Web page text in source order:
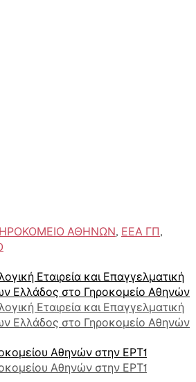
ΑΘΗΝΩΝ ΕΕΑ ΓΠ
Εταιρεία και Επαγγελματική
Ελλάδος στο Γηροκομείο Αθηνών
Εταιρεία και Επαγγελματική
Ελλάδος στο Γηροκομείο Αθηνών
Αθηνών στην ΕΡΤ1
Αθηνών στην ΕΡΤ1